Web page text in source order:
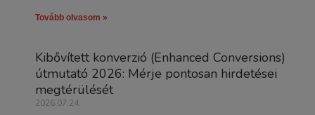
Tovább olvasom »
Kibővített konverzió (Enhanced Conversions)
útmutató 2026: Mérje pontosan hirdetései
megtérülését
2026.07.24.